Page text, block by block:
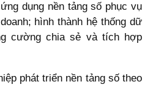
dụng nền tảng số phục vụ
hình thành hệ thống dữ
cường chia sẻ và tích hợp
phát triển nền tảng số theo